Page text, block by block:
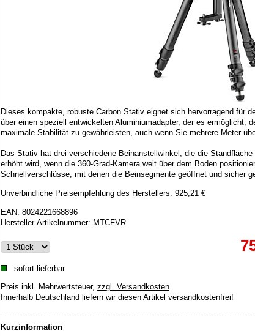
Dieses kompakte, robuste Carbon Stativ eignet sich hervorragend für
über einen speziell entwickelten Aluminiumadapter, der es ermöglicht,
maximale Stabilität zu gewährleisten, auch wenn Sie mehrere Meter
Das Stativ hat drei verschiedene Beinanstellwinkel, die die
erhöht wird, wenn die 360-Grad-Kamera weit über dem Boden
Schnellverschlüsse, mit denen die Beinsegmente geöffnet und sicher
Unverbindliche Preisempfehlung des Herstellers: 925,21 €
EAN: 8024221668896
Hersteller-Artikelnummer: MTCFVR
sofort lieferbar
Preis inkl. Mehrwertsteuer, zzgl. Versandkosten
Innerhalb Deutschland liefern wir diesen Artikel versandkostenfrei!
Kurzinformation